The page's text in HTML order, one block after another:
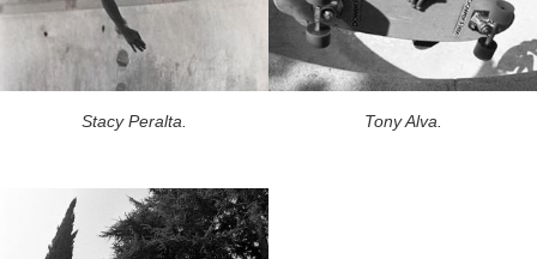
Stacy Peralta. Tony Alva.